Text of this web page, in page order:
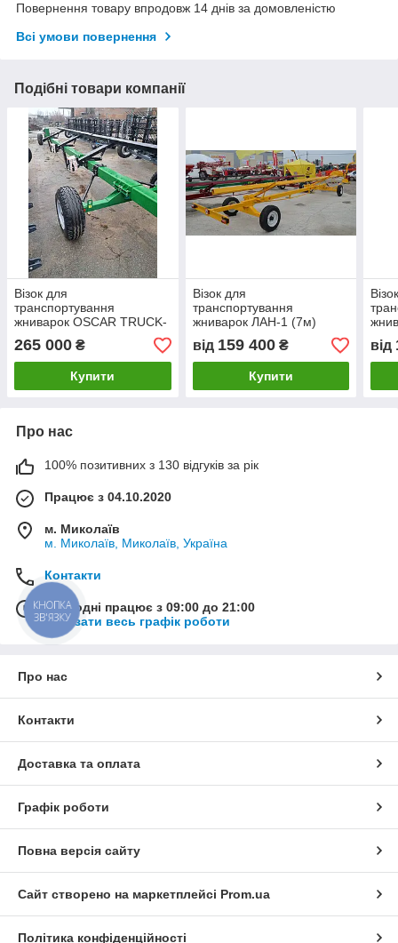
Повернення товару впродовж 14 днів за домовленістю
Всі умови повернення
Подібні товари компанії
Візок для
транспортування
жниварок OSCAR TRUCK-
7
265 000 ₴
Купити
Візок для
транспортування
жниварок ЛАН-1 (7м)
від 159 400₴
Купити
від
Про нас
100% позитивних з 130 відгуків за рік
Працює з 04.10.2020
м. Миколаїв
м. Миколаїв, Миколаїв, Україна
Контакти
Сьогодні працює з 09:00 до 21:00
Показати весь графік роботи
Про нас
Контакти
Доставка та оплата
Графік роботи
Повна версія сайту
Сайт створено на маркетплейсі Prom.ua
Політика конфіденційності
КНОПКА
ЗВ'ЯЗКУ